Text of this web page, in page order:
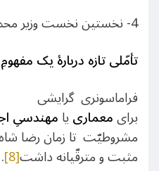
4- نخستین نخست وزیر محمد رضا شاه
تأمّلی تازه دربارۀ یک
فراماسونری گرایشی
برایمعمارییامهندسیِ
مشروطیّت تا زمان رضا
مثبت و مترقّیانه داشت[8]
.